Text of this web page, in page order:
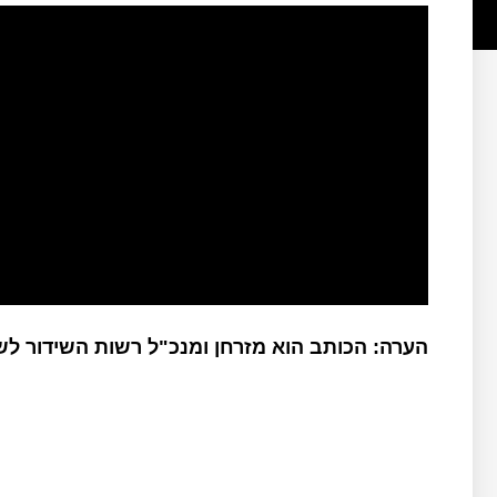
הערה: הכותב הוא מזרחן ומנכ"ל רשות השידור